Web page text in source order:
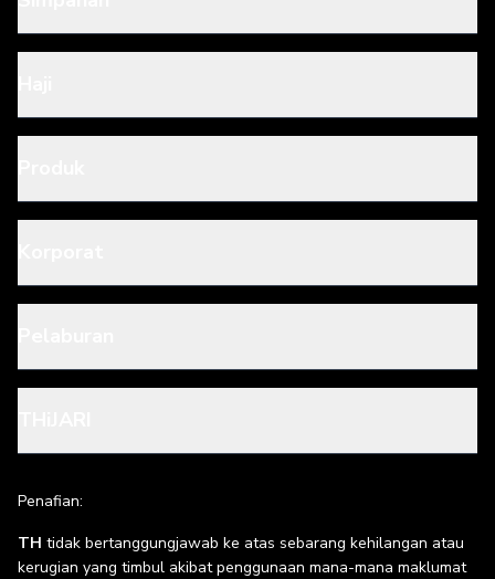
Penafian:
TH tidak bertanggungjawab ke atas sebarang kehilangan atau
kerugian yang timbul akibat penggunaan mana-mana maklumat